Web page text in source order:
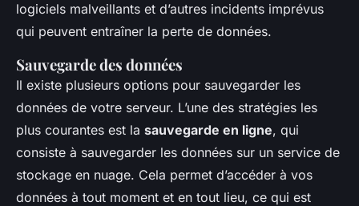
logiciels malveillants et d’autres incidents imprévus
qui peuvent entraîner la perte de données.
Sauvegarde des données
Il existe plusieurs options pour sauvegarder les
données de votre serveur. L’une des stratégies les
plus courantes est la sauvegarde en ligne, qui
consiste à sauvegarder les données sur un service de
stockage en nuage. Cela permet d’accéder à vos
données à tout moment et en tout lieu, ce qui est